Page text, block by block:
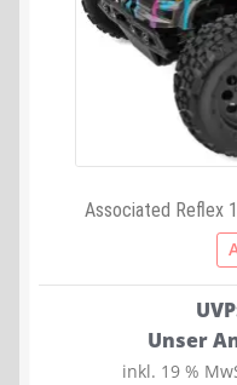
Associated Reflex
Preis
Unser
inkl. 19 %